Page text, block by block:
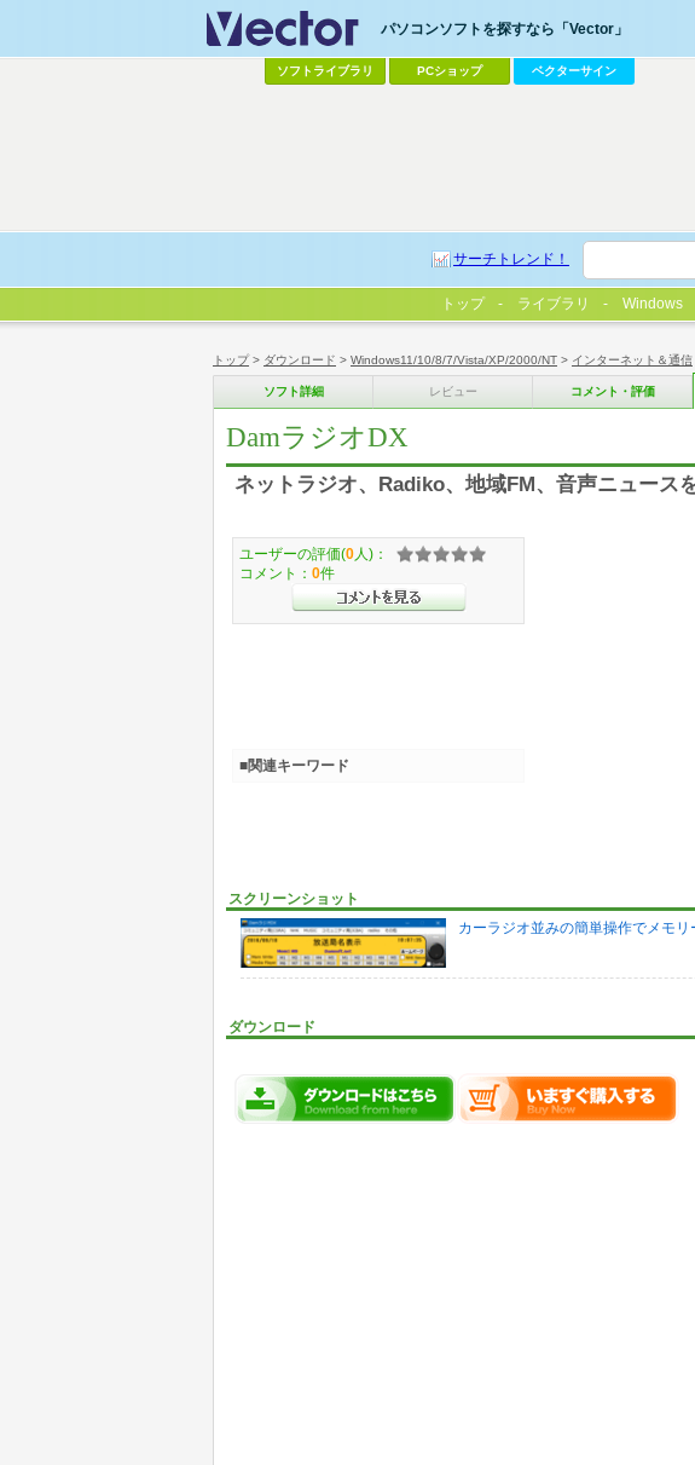
トップ> ダウンロード > Windows11/10/8/7/Vista/XP/2000/NT > インターネット＆通信
ソフト詳細 レビュー コメント・評価
DamラジオDX
ネットラジオ、Radiko、地域FM、音声ニュース
スクリーンショット
カーラジオ並みの簡単操作でメモリ
ダウンロード
ユーザーの評価(0 人)：
コメント： 0件
■関連キーワード
パソコンソフトを探すなら「Vector」
ソフトライブラリ PCショップ ベクターサイン
サーチトレンド！
トップ ライブラリ Windows